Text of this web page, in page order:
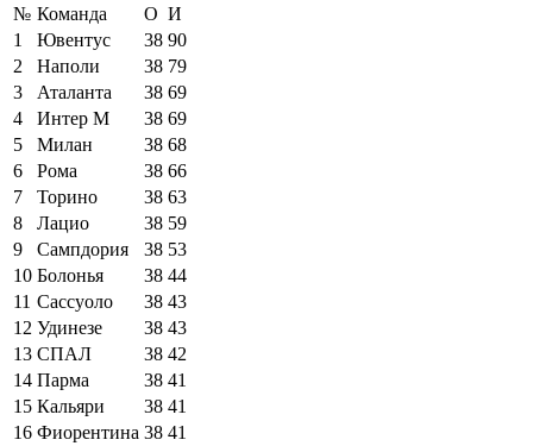
№ Команда О И
1
Ювентус 38 90
2
Наполи 38 79
3
Аталанта 38 69
4
Интер М 38 69
5
Милан 38 68
6
Рома 38 66
7
Торино 38 63
8
Лацио 38 59
9
Сампдория 38 53
10 Болонья 38 44
11 Сассуоло 38 43
12 Удинезе 38 43
13 СПАЛ 38 42
14 Парма 38 41
15 Кальяри 38 41
16 Фиорентина 38 41